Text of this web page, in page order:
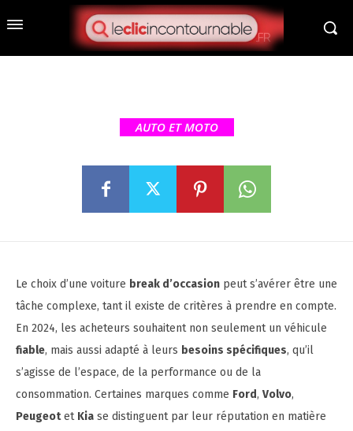
Choisir une voiture break
d’occasion : conseils et
AUTO ET MOTO
Le choix d’une voiture break d’occasion peut s’avérer être une
tâche complexe, tant il existe de critères à prendre en compte.
En 2024, les acheteurs souhaitent non seulement un véhicule
fiable, mais aussi adapté à leurs besoins spécifiques, qu’il
s’agisse de l’espace, de la performance ou de la
consommation. Certaines marques comme Ford, Volvo,
Peugeotet Kia se distinguent par leur réputation en matière